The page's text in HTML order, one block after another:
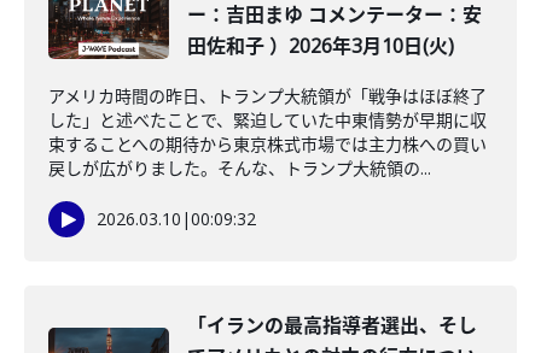
ー：吉田まゆ コメンテーター：安
田佐和子 ）2026年3月10日(火)
アメリカ時間の昨日、トランプ大統領が「戦争はほぼ終了
した」と述べたことで、緊迫していた中東情勢が早期に収
束することへの期待から東京株式市場では主力株への買い
戻しが広がりました。そんな、トランプ大統領の...
2026.03.10 |00:09:32
「イランの最高指導者選出、そし